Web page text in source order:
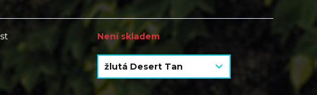
Není skladem